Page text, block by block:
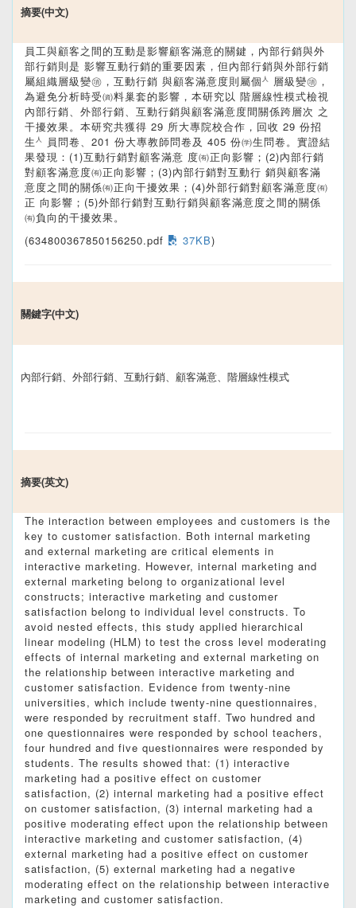
摘要(中文)
員工與顧客之間的互動是影響顧客滿意的關鍵，內部行銷與外
部行銷則是 影響互動行銷的重要因素，但內部行銷與外部行銷
屬組織層級變㊠，互動行銷 與顧客滿意度則屬個㆟層級變㊠，
為避免分析時受㈾料巢套的影響，本研究以 階層線性模式檢視
內部行銷、外部行銷、互動行銷與顧客滿意度間關係跨層次 之
干擾效果。本研究共獲得 29 所大專院校合作，回收 29 份招
生㆟員問卷、201 份大專教師問卷及 405 份㈻生問卷。實證結
果發現：(1)互動行銷對顧客滿意 度㈲正向影響；(2)內部行銷
對顧客滿意度㈲正向影響；(3)內部行銷對互動行 銷與顧客滿
意度之間的關係㈲正向干擾效果；(4)外部行銷對顧客滿意度㈲
正 向影響；(5)外部行銷對互動行銷與顧客滿意度之間的關係
㈲負向的干擾效果。
(634800367850156250.pdf
37KB)
關鍵字(中文)
內部行銷、外部行銷、互動行銷、顧客滿意、階層線性模式
摘要(英文)
The interaction between employees and customers is the
key to customer satisfaction. Both internal marketing
and external marketing are critical elements in
interactive marketing. However, internal marketing and
external marketing belong to organizational level
constructs; interactive marketing and customer
satisfaction belong to individual level constructs. To
avoid nested effects, this study applied hierarchical
linear modeling (HLM) to test the cross level moderating
effects of internal marketing and external marketing on
the relationship between interactive marketing and
customer satisfaction. Evidence from twenty-nine
universities, which include twenty-nine questionnaires,
were responded by recruitment staff. Two hundred and
one questionnaires were responded by school teachers,
four hundred and five questionnaires were responded by
students. The results showed that: (1) interactive
marketing had a positive effect on customer
satisfaction, (2) internal marketing had a positive effect
on customer satisfaction, (3) internal marketing had a
positive moderating effect upon the relationship between
interactive marketing and customer satisfaction, (4)
external marketing had a positive effect on customer
satisfaction, (5) external marketing had a negative
moderating effect on the relationship between interactive
marketing and customer satisfaction.